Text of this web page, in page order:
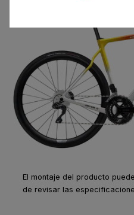
El montaje del producto
de revisar las